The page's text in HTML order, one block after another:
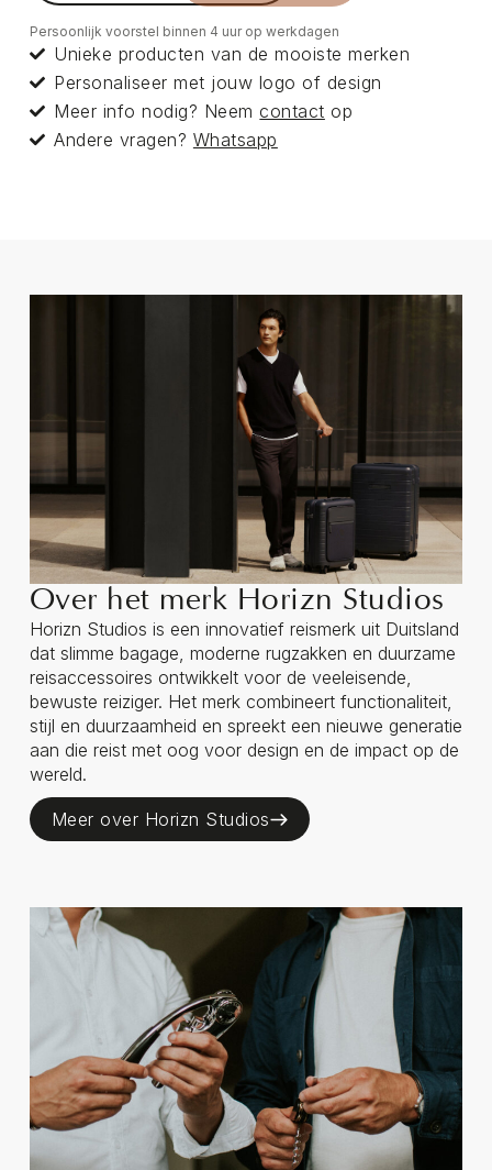
Persoonlijk voorstel binnen 4 uur op werkdagen
Unieke producten van de mooiste merken
Personaliseer met jouw logo of design
Meer info nodig? Neemcontact op
Andere vragen? Whatsapp
Over het merk Horizn Studios
Horizn Studios is een innovatief reismerk uit Duitsland
dat slimme bagage, moderne rugzakken en duurzame
reisaccessoires ontwikkelt voor de veeleisende,
bewuste reiziger. Het merk combineert functionaliteit,
stijl en duurzaamheid en spreekt een nieuwe generatie
aan die reist met oog voor design en de impact op de
wereld.
Meer over Horizn Studios